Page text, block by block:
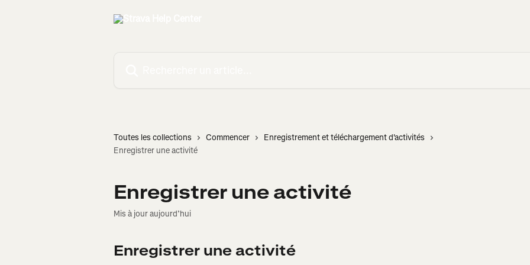
Toutes les collections Commencer
Enregistrement et téléchargement d'activités
Enregistrer une activité
Enregistrer une activité
Mis à jour aujourd’hui
Enregistrer une activité